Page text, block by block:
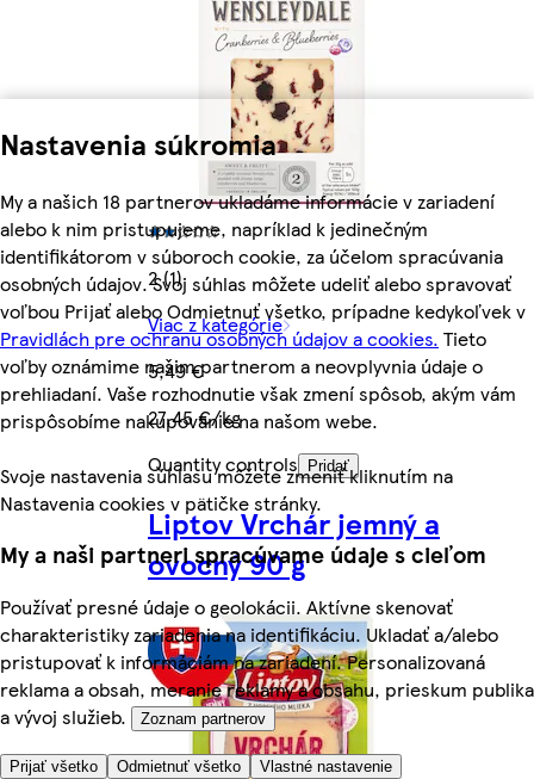
Nastavenia súkromia
My a našich 18 partnerov ukladáme informácie v zariadení
alebo k nim pristupujeme, napríklad k jedinečným
identifikátorom v súboroch cookie, za účelom spracúvania
osobných údajov. Svoj súhlas môžete udeliť alebo spravovať
voľbou Prijať alebo Odmietnuť všetko, prípadne kedykoľvek v
Pravidlách pre ochranu osobných údajov a cookies. Tieto
voľby oznámime našim partnerom a neovplyvnia údaje o
prehliadaní. Vaše rozhodnutie však zmení spôsob, akým vám
prispôsobíme nakupovanie na našom webe.
Svoje nastavenia súhlasu môžete zmeniť kliknutím na
Nastavenia cookies v pätičke stránky.
My a naši partneri spracúvame údaje s cieľom
Používať presné údaje o geolokácii. Aktívne skenovať
charakteristiky zariadenia na identifikáciu. Ukladať a/alebo
pristupovať k informáciám na zariadení. Personalizovaná
reklama a obsah, meranie reklamy a obsahu, prieskum publika
a vývoj služieb.
Zoznam partnerov
Prijať všetko Odmietnuť všetko Vlastné nastavenie
2 (1)
Viac z kategórie
5,49 €
27,45 €/kg
Quantity controls
Pridať
Liptov Vrchár jemný a
ovocný 90 g